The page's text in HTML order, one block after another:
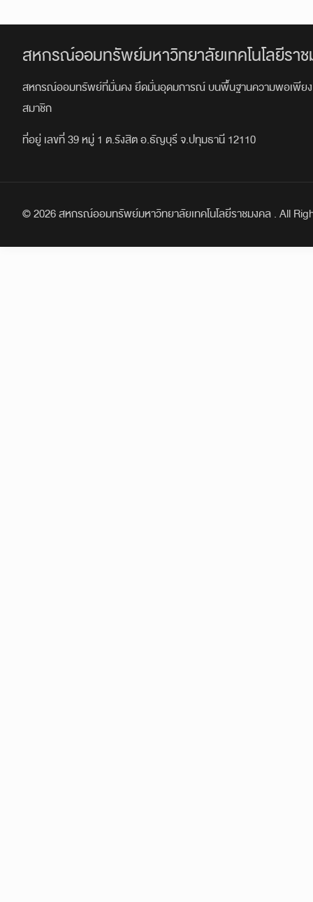
สหกรณ์ออมทรัพย์มหาวิทยาลัยเทคโนโลยีรา
สหกรณ์ออมทรัพย์ที่มั่นคง ยึดมั่นอุดมการณ์ บนพื้นฐานความพอเพียง
สมาชิก
ที่อยู่ เลขที่ 39 หมู่ 1 ต.รังสิต อ.ธัญบุรี จ.ปทุมธานี 12110
© 2026 สหกรณ์ออมทรัพย์มหาวิทยาลัยเทคโนโลยีราชมงคล . All